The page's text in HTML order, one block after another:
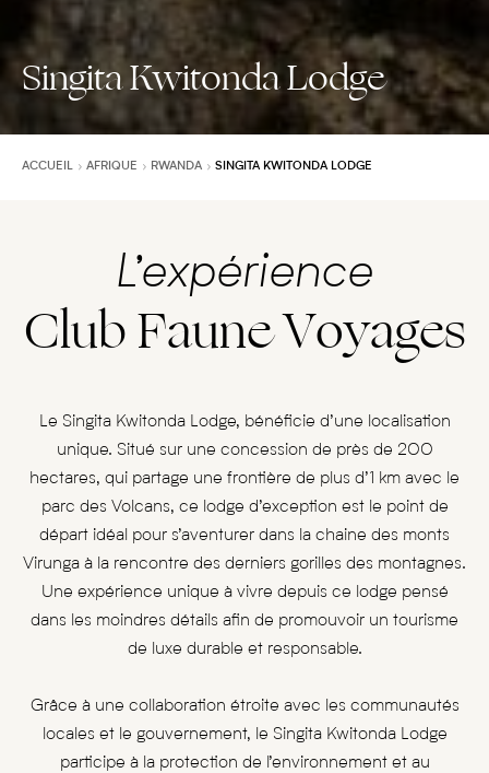
Singita Kwitonda Lodge
ACCUEIL AFRIQUE RWANDA SINGITA KWITONDA LODGE
L’expérience
Club Faune Voyages
Le Singita Kwitonda Lodge, bénéficie d’une localisation
unique. Situé sur une concession de près de 200
hectares, qui partage une frontière de plus d’1 km avec le
parc des Volcans, ce lodge d’exception est le point de
départ idéal pour s’aventurer dans la chaine des monts
Virunga à la rencontre des derniers gorilles des montagnes.
Une expérience unique à vivre depuis ce lodge pensé
dans les moindres détails afin de promouvoir un tourisme
de luxe durable et responsable.
Grâce à une collaboration étroite avec les communautés
locales et le gouvernement, le Singita Kwitonda Lodge
participe à la protection de l’environnement et au